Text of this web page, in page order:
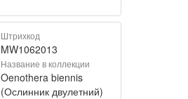
Штрихкод
MW1062013
Название в коллекции
Oenothera biennis
(Ослинник двулетний)